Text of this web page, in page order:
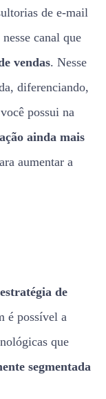
de e-mail
canal que
vendas. Nesse
diferenciando,
possui na
ainda mais
aumentar a
estratégia de
é possível a
que
segmentada